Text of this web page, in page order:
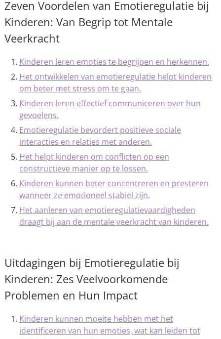
Zeven Voordelen van Emotieregulatie bij
Kinderen: Van Begrip tot Mentale
Veerkracht
Kinderen leren emoties te begrijpen en herkennen.
Het ontwikkelen van emotieregulatie helpt kinderen
om beter met stress om te gaan.
Kinderen leren effectief communiceren over hun
gevoelens.
Emotieregulatie bevordert positieve sociale
interacties en relaties met anderen.
Het helpt kinderen om conflicten op een
constructieve manier op te lossen.
Kinderen kunnen beter concentreren en presteren
wanneer ze emotioneel stabiel zijn.
Het aanleren van emotieregulatievaardigheden
draagt bij aan de mentale veerkracht van kinderen.
Uitdagingen bij Emotieregulatie bij
Kinderen: Zes Veelvoorkomende
Problemen en Hun Impact
Kinderen kunnen moeite hebben met het
identificeren van hun emoties, wat kan leiden tot